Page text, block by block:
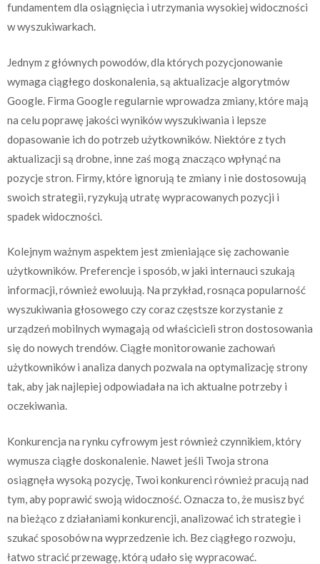
fundamentem dla osiągnięcia i utrzymania wysokiej widoczności
w wyszukiwarkach.
Jednym z głównych powodów, dla których pozycjonowanie
wymaga ciągłego doskonalenia, są aktualizacje algorytmów
Google. Firma Google regularnie wprowadza zmiany, które mają
na celu poprawę jakości wyników wyszukiwania i lepsze
dopasowanie ich do potrzeb użytkowników. Niektóre z tych
aktualizacji są drobne, inne zaś mogą znacząco wpłynąć na
pozycje stron. Firmy, które ignorują te zmiany i nie dostosowują
swoich strategii, ryzykują utratę wypracowanych pozycji i
spadek widoczności.
Kolejnym ważnym aspektem jest zmieniające się zachowanie
użytkowników. Preferencje i sposób, w jaki internauci szukają
informacji, również ewoluują. Na przykład, rosnąca popularność
wyszukiwania głosowego czy coraz częstsze korzystanie z
urządzeń mobilnych wymagają od właścicieli stron dostosowania
się do nowych trendów. Ciągłe monitorowanie zachowań
użytkowników i analiza danych pozwala na optymalizację strony
tak, aby jak najlepiej odpowiadała na ich aktualne potrzeby i
oczekiwania.
Konkurencja na rynku cyfrowym jest również czynnikiem, który
wymusza ciągłe doskonalenie. Nawet jeśli Twoja strona
osiągnęła wysoką pozycję, Twoi konkurenci również pracują nad
tym, aby poprawić swoją widoczność. Oznacza to, że musisz być
na bieżąco z działaniami konkurencji, analizować ich strategie i
szukać sposobów na wyprzedzenie ich. Bez ciągłego rozwoju,
łatwo stracić przewagę, którą udało się wypracować.